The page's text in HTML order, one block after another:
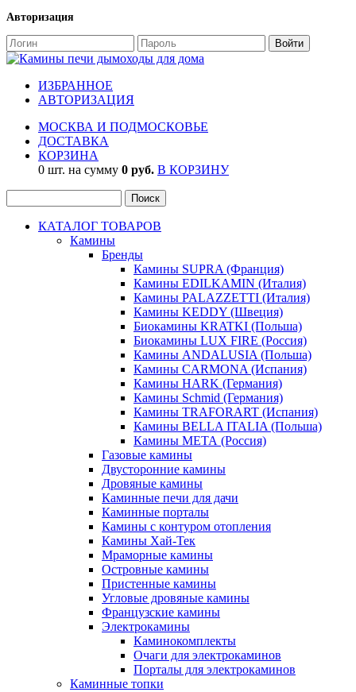
Авторизация
ИЗБРАННОЕ
АВТОРИЗАЦИЯ
МОСКВА И ПОДМОСКОВЬЕ
ДОСТАВКА
КОРЗИНА
0 шт. на сумму 0 руб. В КОРЗИНУ
КАТАЛОГ ТОВАРОВ
Камины
Бренды
Камины SUPRA (Франция)
Камины EDILKAMIN (Италия)
Камины PALAZZETTI (Италия)
Камины KEDDY (Швеция)
Биокамины KRATKI (Польша)
Биокамины LUX FIRE (Россия)
Камины ANDALUSIA (Польша)
Камины CARMONA (Испания)
Камины HARK (Германия)
Камины Schmid (Германия)
Камины TRAFORART (Испания)
Камины BELLA ITALIA (Польша)
Камины МЕТА (Россия)
Газовые камины
Двусторонние камины
Дровяные камины
Каминные печи для дачи
Каминные порталы
Камины с контуром отопления
Камины Хай-Тек
Мраморные камины
Островные камины
Пристенные камины
Угловые дровяные камины
Французские камины
Электрокамины
Каминокомплекты
Очаги для электрокаминов
Порталы для электрокаминов
Каминные топки